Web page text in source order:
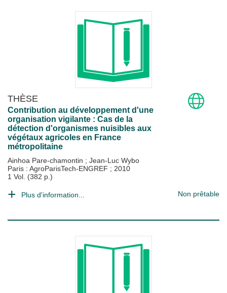
THÈSE
Contribution au développement d'une
organisation vigilante : Cas de la
détection d'organismes nuisibles aux
végétaux agricoles en France
métropolitaine
Ainhoa Pare-chamontin ; Jean-Luc Wybo
Paris : AgroParisTech-ENGREF ; 2010
1 Vol. (382 p.)
Plus d'information... Non prêtable